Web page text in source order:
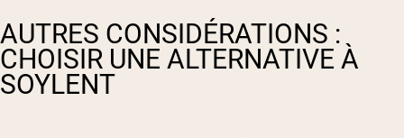
AUTRES CONSIDÉRATIONS :
CHOISIR UNE ALTERNATIVE À
SOYLENT